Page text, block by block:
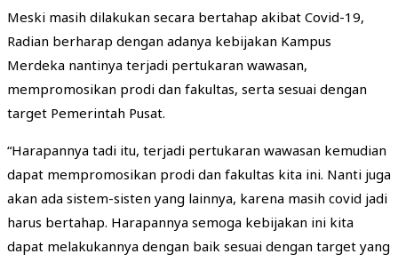
Meski masih dilakukan secara bertahap akibat Covid-19,
Radian berharap dengan adanya kebijakan Kampus
Merdeka nantinya terjadi pertukaran wawasan,
mempromosikan prodi dan fakultas, serta sesuai dengan
target Pemerintah Pusat.
“Harapannya tadi itu, terjadi pertukaran wawasan kemudian
dapat mempromosikan prodi dan fakultas kita ini. Nanti juga
akan ada sistem-sisten yang lainnya, karena masih covid jadi
harus bertahap. Harapannya semoga kebijakan ini kita
dapat melakukannya dengan baik sesuai dengan target yang